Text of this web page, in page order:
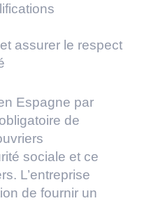
assurer le respect
Espagne par
de
sociale et ce
L’entreprise
de fournir un